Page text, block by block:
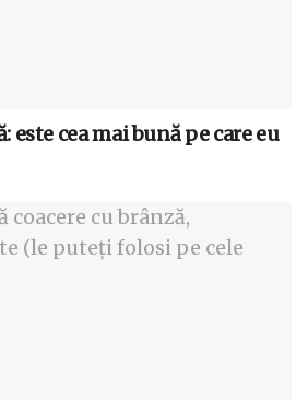
este cea mai bună pe care eu